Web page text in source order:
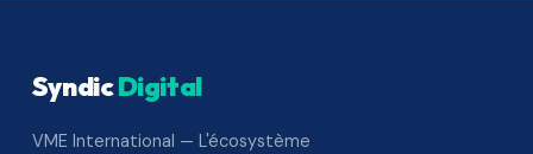
SyndicDigital
VME International — L'écosystème